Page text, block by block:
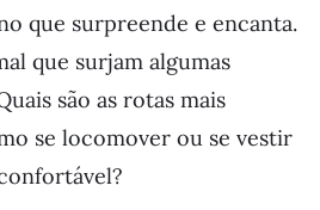
que surpreende e encanta.
que surjam algumas
são as rotas mais
se locomover ou se vestir